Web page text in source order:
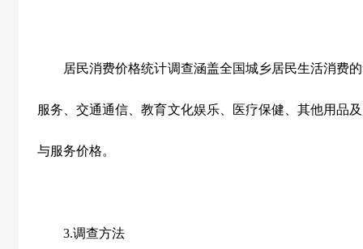
居民消费价格统计调查涵盖全国城乡居民生活消费的
服务、交通通信、教育文化娱乐、医疗保健、其他用品
与服务价格。
3.调查方法